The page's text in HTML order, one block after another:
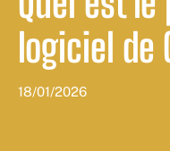
logiciel de
18/01/2026